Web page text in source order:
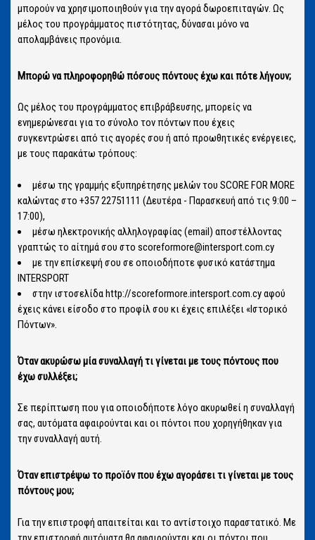
μπορούν να χρησιμοποιηθούν για την αγορά δωροεπιταγών. Ως
μέλος του προγράμματος πιστότητας, δύνασαι μόνο να
απολαμβάνεις προνόμια.
Μπορώ να πληροφορηθώ πόσους πόντους έχω και πότε λήγουν;
Ως μέλος του προγράμματος επιβράβευσης, μπορείς να
ενημερώνεσαι για το σύνολο τον πόντων που έχεις
συγκεντρώσει από τις αγορές σου ή από προωθητικές ενέργειες,
με τους παρακάτω τρόπους:
μέσω της γραμμής εξυπηρέτησης μελών του SCORE FOR MORE
καλώντας στο +357 22751111 (Δευτέρα - Παρασκευή από τις 9:00 –
17:00),
μέσω ηλεκτρονικής αλληλογραφίας (email) αποστέλλοντας
γραπτώς το αίτημά σου στο scoreformore@intersport.com.cy
με την επίσκεψή σου σε οποιοδήποτε φυσικό κατάστημα
INTERSPORT
στην ιστοσελίδα http://scoreformore.intersport.com.cy αφού
έχεις κάνει είσοδο στο προφίλ σου κι έχεις επιλέξει «Ιστορικό
Πόντων».
Όταν ακυρώσω μία συναλλαγή τι γίνεται με τους πόντους που
έχω συλλέξει;
Σε περίπτωση που για οποιοδήποτε λόγο ακυρωθεί η συναλλαγή
σας, αυτόματα αφαιρούνται και οι πόντοι που χορηγήθηκαν για
την συναλλαγή αυτή.
Όταν επιστρέψω το προϊόν που έχω αγοράσει τι γίνεται με τους
πόντους μου;
Για την επιστροφή απαιτείται και το αντίστοιχο παραστατικό. Με